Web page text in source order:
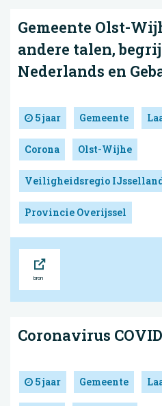
Gemeente Olst-
andere talen,
Nederlands en
5 jaar Gemeente
Corona Olst-Wijhe
Veiligheidsregio
Provincie Overijssel
Coronavirus
5 jaar Gemeente